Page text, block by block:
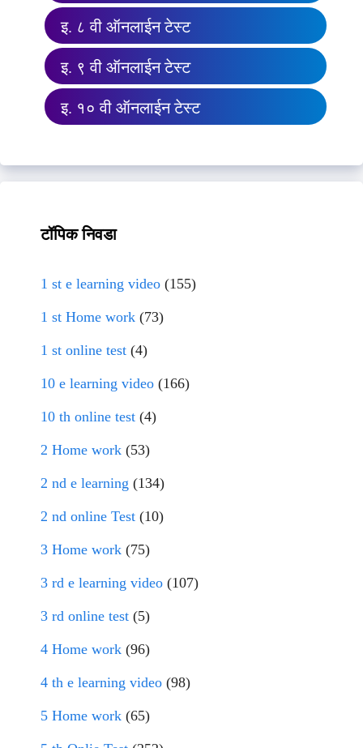
इ. ८ वी ऑनलाईन टेस्ट
इ. ९ वी ऑनलाईन टेस्ट
इ. १० वी ऑनलाईन टेस्ट
टॉपिक निवडा
1 st e learning video (155)
1 st Home work (73)
1 st online test (4)
10 e learning video (166)
10 th online test (4)
2 Home work (53)
2 nd e learning (134)
2 nd online Test (10)
3 Home work (75)
3 rd e learning video (107)
3 rd online test (5)
4 Home work (96)
4 th e learning video (98)
5 Home work (65)